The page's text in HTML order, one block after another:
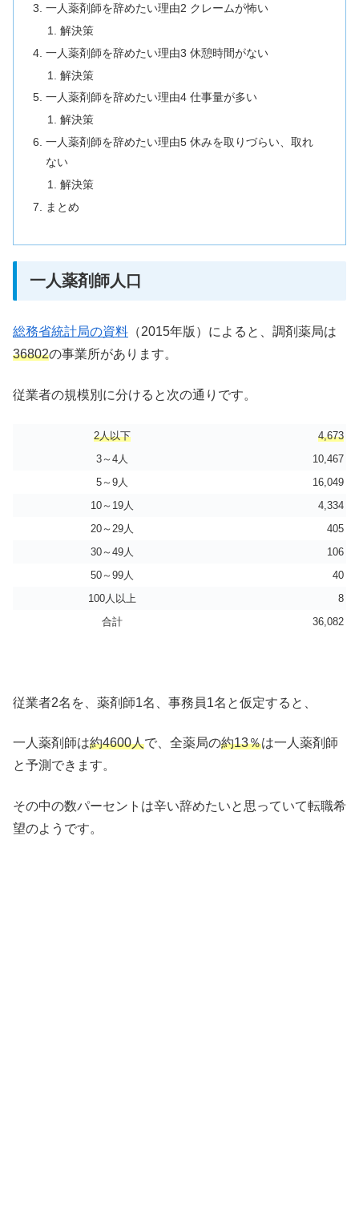
一人薬剤師を辞めたい理由2 クレームが怖い
解決策
一人薬剤師を辞めたい理由3 休憩時間がない
解決策
一人薬剤師を辞めたい理由4 仕事量が多い
解決策
一人薬剤師を辞めたい理由5 休みを取りづらい、取れ
ない
解決策
まとめ
一人薬剤師人口
総務省統計局の資料 （2015年版）によると、調剤薬局は
36802の事業所があります。
従業者の規模別に分けると次の通りです。
2人以下
4,673
3～4人
10,467
5～9人
16,049
10～19人
4,334
20～29人
405
30～49人
106
50～99人
40
100人以上
8
合計
36,082
従業者2名を、薬剤師1名、事務員1名と仮定すると、
一人薬剤師は約4600人で、全薬局の約13％は一人薬剤師
と予測できます。
その中の数パーセントは辛い辞めたいと思っていて転職希
望のようです。